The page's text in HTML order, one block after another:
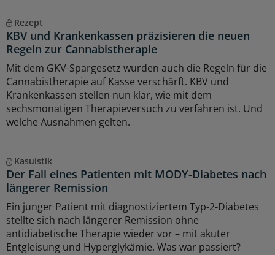
Rezept
KBV und Krankenkassen präzisieren die neuen
Regeln zur Cannabistherapie
Mit dem GKV-Spargesetz wurden auch die Regeln für die
Cannabistherapie auf Kasse verschärft. KBV und
Krankenkassen stellen nun klar, wie mit dem
sechsmonatigen Therapieversuch zu verfahren ist. Und
welche Ausnahmen gelten.
Kasuistik
Der Fall eines Patienten mit MODY-Diabetes nach
längerer Remission
Ein junger Patient mit diagnostiziertem Typ-2-Diabetes
stellte sich nach längerer Remission ohne
antidiabetische Therapie wieder vor – mit akuter
Entgleisung und Hyperglykämie. Was war passiert?